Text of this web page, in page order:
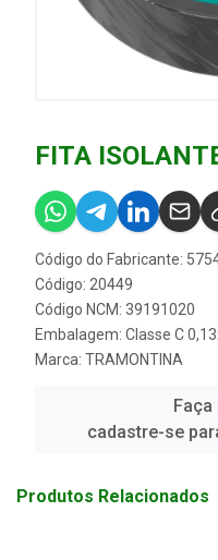
FITA
Código do Fabricante:
Código: 20449
Código NCM: 39191020
Embalagem: Classe C
Marca: TRAMONTINA
cadastre-se
Produtos Relacionados